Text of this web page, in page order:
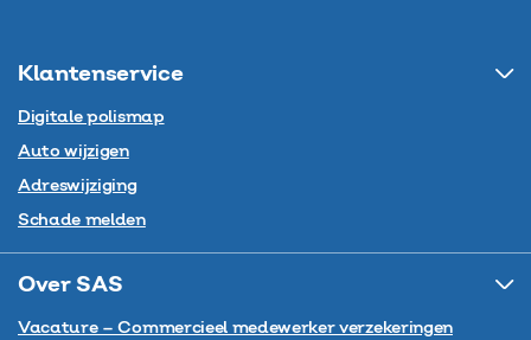
Klantenservice
Digitale polismap
Auto wijzigen
Adreswijziging
Schade melden
Over SAS
Vacature – Commercieel medewerker verzekeringen